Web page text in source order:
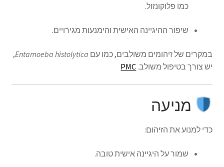
כמו פלוקונזול.
שיפור ההיגיינה האישית והימנעות מגירויים.
במקרים של זיהומים משולבים, כמו עם Entamoeba histolytica
,
יש צורך בטיפול משולב. PMC
מניעה
כדי למנוע את הזיהום:
שמור על היגיינה אישית טובה.